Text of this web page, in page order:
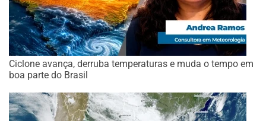
Ciclone avança, derruba temperaturas e muda o tempo em
boa parte do Brasil